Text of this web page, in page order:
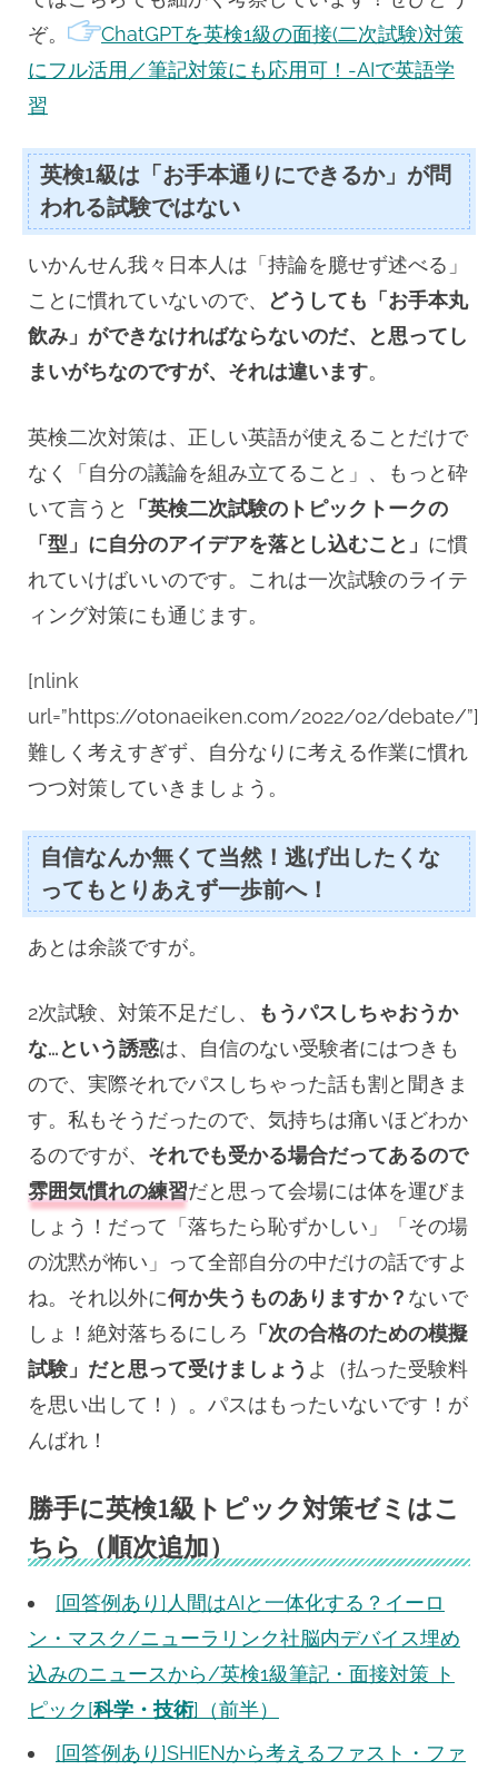
ぞ。
ChatGPTを英検1級の面接(二次試験)対策
にフル活用／筆記対策にも応用可！-AIで英語学
習
英検1級は「お手本通りにできるか」が問
われる試験ではない
いかんせん我々日本人は「持論を臆せず述べる」
ことに慣れていないので、
どうしても「お手本丸
飲み」ができなければならないのだ、と思ってし
まいがちなのですが、それは違います。
英検二次対策は、正しい英語が使えることだけで
なく「自分の議論を組み立てること」、もっと砕
いて言うと
「英検二次試験のトピックトークの
「型」に自分のアイデアを落とし込むこと」 に慣
れていけばいいのです。これは一次試験のライテ
ィング対策にも通じます。
[nlink
url=”https://otonaeiken.com/2022/02/debate/”]
難しく考えすぎず、自分なりに考える作業に慣れ
つつ対策していきましょう。
自信なんか無くて当然！逃げ出したくな
ってもとりあえず一歩前へ！
あとは余談ですが。
2次試験、対策不足だし、
もうパスしちゃおうか
な…という誘惑は、自信のない受験者にはつきも
ので、実際それでパスしちゃった話も割と聞きま
す。私もそうだったので、気持ちは痛いほどわか
るのですが、 それでも受かる場合だってあるので
雰囲気慣れの練習だと思って会場には体を運びま
しょう！だって「落ちたら恥ずかしい」「その場
の沈黙が怖い」って全部自分の中だけの話ですよ
ね。それ以外に何か失うものありますか？ ないで
しょ！絶対落ちるにしろ 「次の合格のための模擬
試験」だと思って受けましょう よ（払った受験料
を思い出して！）。パスはもったいないです！が
んばれ！
勝手に英検1級トピック対策ゼミはこ
ちら（順次追加）
[回答例あり]人間はAIと一体化する？イーロ
ン・マスク/ニューラリンク社脳内デバイス埋め
込みのニュースから/英検1級筆記・面接対策 ト
ピック[科学・技術]（前半）
[回答例あり]SHIENから考えるファスト・ファ